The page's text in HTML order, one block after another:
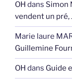
OH dans Simon
vendent un pré,
Marie laure
Guillemine
OH dans Guide